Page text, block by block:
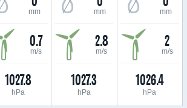
mm
0.7
m/s
1027.8
hPa
mm
2.8
m/s
1027.3
hPa
mm
2
m/s
1026.4
hPa